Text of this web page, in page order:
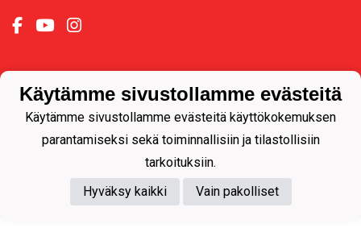
Powered by
Käytämme sivustollamme evästeitä
Käytämme sivustollamme evästeitä käyttökokemuksen
parantamiseksi sekä toiminnallisiin ja tilastollisiin
tarkoituksiin.
Hyväksy kaikki
Vain pakolliset